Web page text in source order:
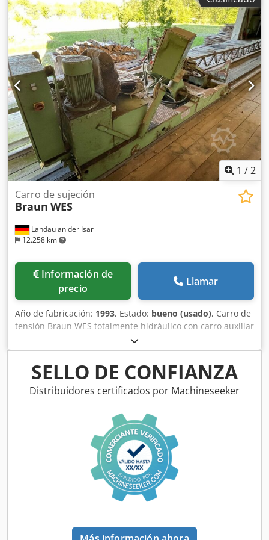
Velocidad de la hoja de sierra: 28-50 m/s Potencia de
conexión: aprox. 45 kW Rodillos de avance: 2 x 4 Altura de
los rodillos: 200 mm Altura de corte hasta el borde inferior
de la guía de presión: 400 mm y superior Ancho de corte:
250 mm a la izquierda de la hoja de sierra y 250 mm a la
derecha de la hoja de sierra con dispositivo de corte
central documentación técnica completa se adjuntarán
fotos originales.
1 /2
Landau an der Isar
12.258 km
Carro de sujeción
Braun WES
Información de
precio
Llamar
Año de fabricación: 1993, Estado: bueno (usado), Carro de
tensión Braun WES totalmente hidráulico con carro auxiliar
con rieles ancho de vía: 79 cm Cedpfxsfuh Dyo Ag Eeha en
buen estado, disponible de inmediato Consulte también
mis otros anuncios. Estaré encantado de atender su
consulta.
SELLO DE CONFIANZA
Distribuidores certificados por Machineseeker